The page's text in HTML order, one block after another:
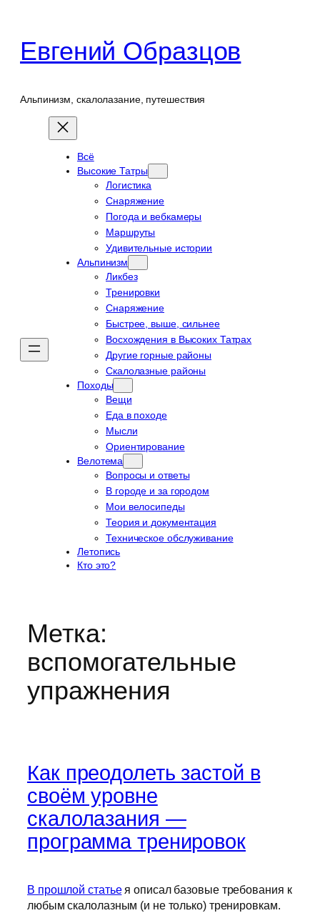
содержимому
Евгений Образцов
Альпинизм, скалолазание, путешествия
Всё
Высокие Татры
Логистика
Снаряжение
Погода и вебкамеры
Маршруты
Удивительные истории
Альпинизм
Ликбез
Тренировки
Снаряжение
Быстрее, выше, сильнее
Восхождения в Высоких Татрах
Другие горные районы
Скалолазные районы
Походы
Вещи
Еда в походе
Мысли
Ориентирование
Велотема
Вопросы и ответы
В городе и за городом
Мои велосипеды
Теория и документация
Техническое обслуживание
Летопись
Кто это?
Метка:
вспомогательные
упражнения
Как преодолеть застой в
своём уровне
скалолазания —
программа тренировок
В прошлой статьея описал базовые требования к
любым скалолазным (и не только) тренировкам.